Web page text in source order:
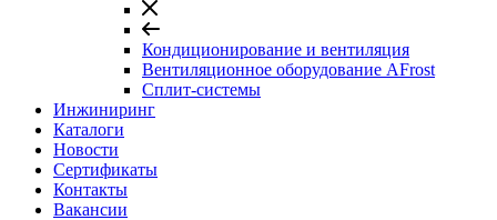
Кондиционирование и вентиляция
Вентиляционное оборудование AFrost
Сплит-системы
Инжиниринг
Каталоги
Новости
Сертификаты
Контакты
Вакансии